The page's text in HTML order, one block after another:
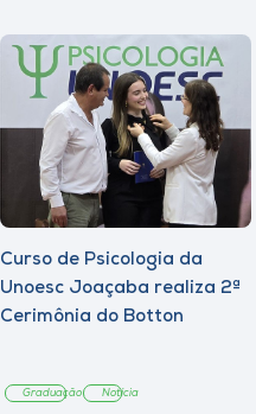
Curso de Psicologia da
Unoesc Joaçaba realiza 2ª
Cerimônia do Botton
Graduação Notícia